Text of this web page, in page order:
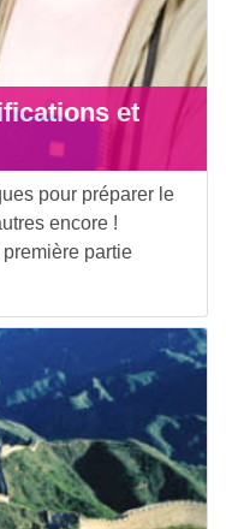
et
pour préparer le
encore !
partie